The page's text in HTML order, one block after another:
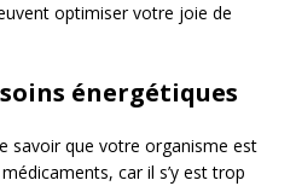
optimiser votre joie de
énergétiques
savoir que votre organisme est
car il s’y est trop